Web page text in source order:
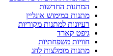
המתנות החדשות
מתנות במימוש אונליין
רעיונות למתנות מקוריות
גיפט קארד
חוויות משפחתיות
מתנות מומלצות לחג